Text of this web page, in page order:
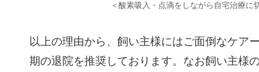
＜酸素吸入・点滴をしながら自宅治療に
以上の理由から、飼い主様にはご面倒なケア
期の退院を推奨しております。なお飼い主様